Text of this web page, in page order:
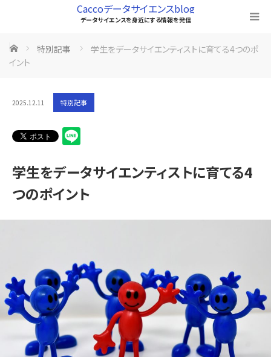
Caccoデータサイエンスblog
データサイエンスを身近にする情報を発信
ホーム 特別記事
学生をデータサイエンティストに育てる4つのポ
イント
2025.12.11 特別記事
学生をデータサイエンティストに育てる4
つのポイント